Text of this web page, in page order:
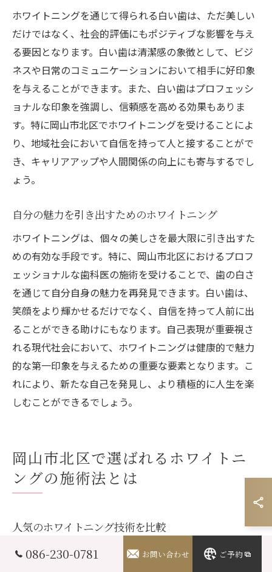
ホワイトニングを通じて得られる白い歯は、ただ美しい
だけではなく、社会的評価にもポジティブな影響を与え
る要因となります。白い歯は清潔感の象徴として、ビジ
ネスや日常のコミュニケーションにおいて相手に好印象
を与えることができます。また、白い歯はプロフェッシ
ョナルな印象を強調し、信頼感を高める効果もありま
す。特に岡山市北区でホワイトニングを受けることによ
り、地域社会において自信を持って人と接することがで
き、キャリアアップや人間関係の向上にも寄与するでし
ょう。
自分の魅力を引き出すためのホワイトニング
ホワイトニングは、個々の美しさを最大限に引き出すた
めの有効な手段です。特に、岡山市北区におけるプロフ
ェッショナルな歯科医の施術を受けることで、歯の白さ
を通じて自分自身の魅力を再発見できます。白い歯は、
笑顔をより輝かせるだけでなく、自信を持って人前に出
ることができる助けにもなります。自己表現が重要視さ
れる現代社会において、ホワイトニングは健康的で魅力
的な第一印象を与えるための重要な要素となります。こ
れにより、新たな自己を発見し、より積極的に人生を楽
しむことができるでしょう。
岡山市北区で選ばれるホワイトニ
ングの施術法とは
人気のホワイトニング技術を比較
岡山市北区でホワイトニングを検討している方にとっ
086-230-0781 お問い合わせ ご予約